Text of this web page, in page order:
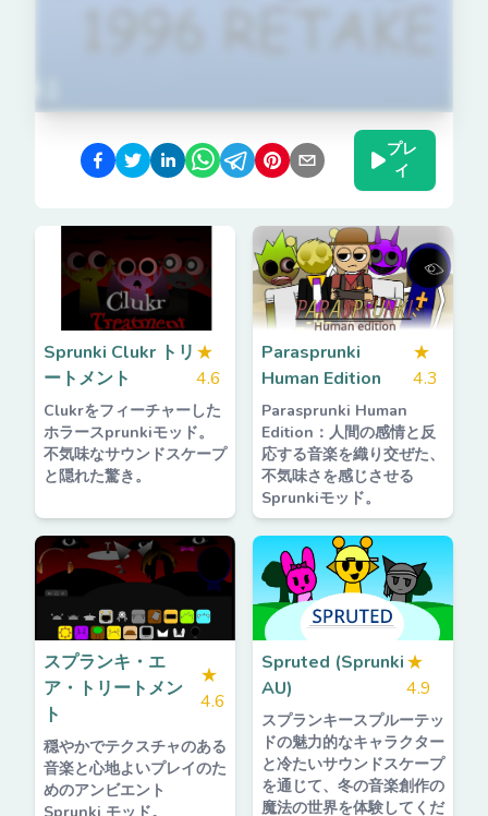
プレ
イ
Sprunki Clukr トリ
ートメント
★
4.6
Clukrをフィーチャーした
ホラースprunkiモッド。
不気味なサウンドスケープ
と隠れた驚き。
Parasprunki
Human Edition
★
4.3
Parasprunki Human
Edition：人間の感情と反
応する音楽を織り交ぜた、
不気味さを感じさせる
Sprunkiモッド。
スプランキ・エ
ア・トリートメン
ト
★
4.6
穏やかでテクスチャのある
音楽と心地よいプレイのた
めのアンビエント
Spruted (Sprunki
AU)
★
4.9
スプランキースプルーテッ
ドの魅力的なキャラクター
と冷たいサウンドスケープ
を通じて、冬の音楽創作の
魔法の世界を体験してくだ